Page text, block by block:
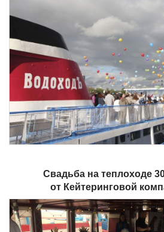
Свадьба на теплоходе
от Кейтеринговой